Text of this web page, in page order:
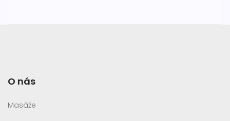
O nás
Masáže